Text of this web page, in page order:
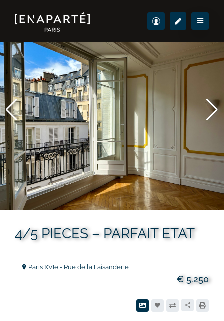
4/5 PIECES – PARFAIT ETAT
Paris XVIe - Rue de la Faisanderie
€ 5.250